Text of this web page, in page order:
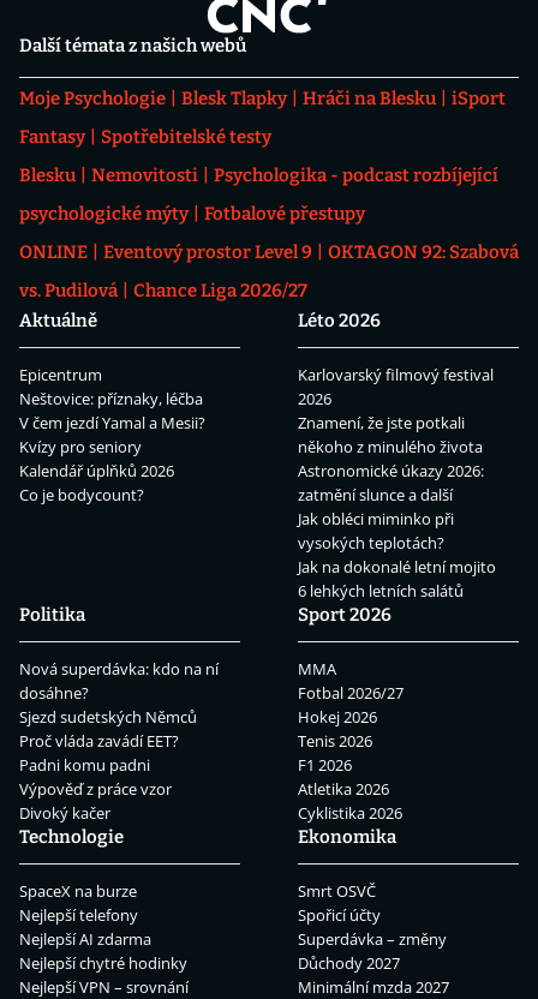
Další témata z našich webů
Moje Psychologie Blesk Tlapky Hráči na Blesku
iSport
Fantasy
Spotřebitelské testy
Blesku
Nemovitosti
Psychologika - podcast rozbíjející
psychologické mýty
Fotbalové přestupy
ONLINE
Eventový prostor Level 9
OKTAGON 92: Szabová
vs. Pudilová
Chance Liga 2026/27
Aktuálně
Epicentrum
Neštovice: příznaky, léčba
V čem jezdí Yamal a Mesii?
Kvízy pro seniory
Kalendář úplňků 2026
Co je bodycount?
Léto 2026
Karlovarský filmový festival
2026
Znamení, že jste potkali
někoho z minulého života
Astronomické úkazy 2026:
zatmění slunce a další
Jak obléci miminko při
vysokých teplotách?
Jak na dokonalé letní mojito
6 lehkých letních salátů
Politika
Nová superdávka: kdo na ní
dosáhne?
Sjezd sudetských Němců
Proč vláda zavádí EET?
Padni komu padni
Výpověď z práce vzor
Divoký kačer
Sport 2026
MMA
Fotbal 2026/27
Hokej 2026
Tenis 2026
F1 2026
Atletika 2026
Cyklistika 2026
Technologie
SpaceX na burze
Nejlepší telefony
Nejlepší AI zdarma
Nejlepší chytré hodinky
Nejlepší VPN – srovnání
Ekonomika
Smrt OSVČ
Spořicí účty
Superdávka – změny
Důchody 2027
Minimální mzda 2027